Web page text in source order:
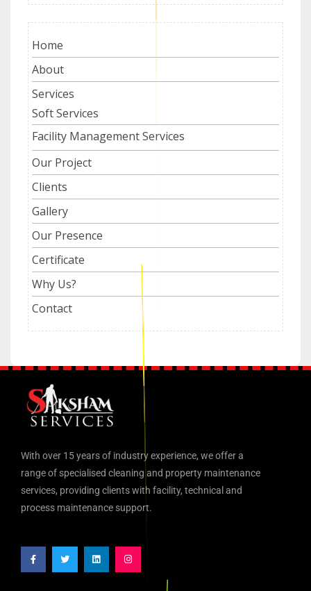
Home
About
Services
Soft Services
Facility Management Services
Our Project
Clients
Gallery
Our Presence
Certificate
Why Us?
Contact
With over 15 years of industry experience, we offer a
range of specialised cleaning and property maintenance
services, providing clients with facility, technical and
process maintenance support.